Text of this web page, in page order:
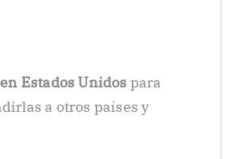
Estados Unidos para
a otros países y